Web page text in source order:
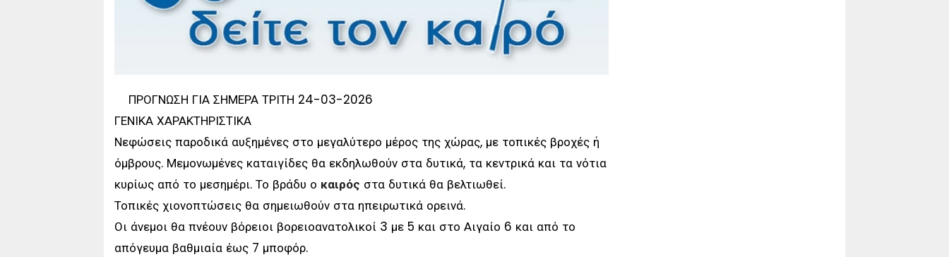
ΠΡΟΓΝΩΣΗ ΓΙΑ ΣΗΜΕΡΑ ΤΡΙΤΗ 24-03-2026
ΓΕΝΙΚΑ ΧΑΡΑΚΤΗΡΙΣΤΙΚΑ
Νεφώσεις παροδικά αυξημένες στο μεγαλύτερο μέρος της χώρας, με τοπικές βροχές ή
όμβρους. Μεμονωμένες καταιγίδες θα εκδηλωθούν στα δυτικά, τα κεντρικά και τα νότια
κυρίως από το μεσημέρι. Το βράδυ ο καιρός στα δυτικά θα βελτιωθεί.
Τοπικές χιονοπτώσεις θα σημειωθούν στα ηπειρωτικά ορεινά.
Οι άνεμοι θα πνέουν βόρειοι βορειοανατολικοί 3 με 5 και στο Αιγαίο 6 και από το
απόγευμα βαθμιαία έως 7 μποφόρ.